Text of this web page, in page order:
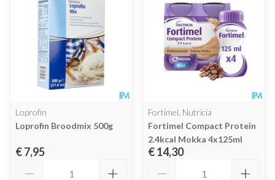
Loprofin
Loprofin Broodmix 500g
€ 7,95
Fortimel, Nutricia
Fortimel Compact Protein
2.4kcal Mokka 4x125ml
€ 14,30